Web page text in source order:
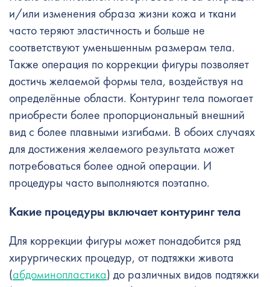
и/или изменения образа жизни кожа и ткани
часто теряют эластичность и больше не
соответствуют уменьшенным размерам тела.
Также операция по коррекции фигуры позволяет
достичь желаемой формы тела, воздействуя на
определённые области. Контуринг тела помогает
приобрести более пропорциональный внешний
вид с более плавными изгибами. В обоих случаях
для достижения желаемого результата может
потребоваться более одной операции. И
процедуры часто выполняются поэтапно.
Какие процедуры включаетконтуринг тела
Для коррекции фигуры может понадобится ряд
хирургических процедур, от подтяжки живота
(абдоминопластика) до различных видов подтяжки